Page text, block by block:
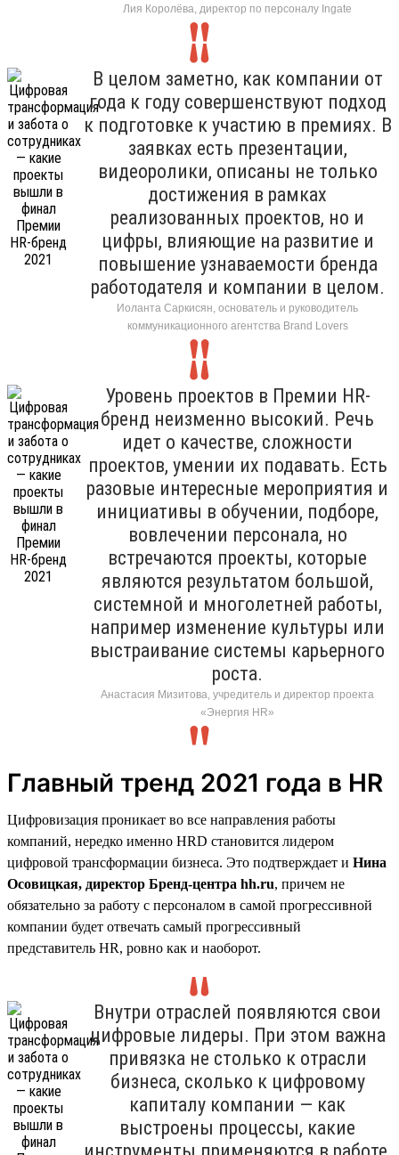
Лия Королёва, директор по персоналу Ingate
В целом заметно, как компании от
года к году совершенствуют подход
к подготовке к участию в премиях. В
заявках есть презентации,
видеоролики, описаны не только
достижения в рамках
реализованных проектов, но и
цифры, влияющие на развитие и
повышение узнаваемости бренда
работодателя и компании в целом.
Иоланта Саркисян, основатель и руководитель
коммуникационного агентства Brand Lovers
Уровень проектов в Премии HR-
бренд неизменно высокий. Речь
идет о качестве, сложности
проектов, умении их подавать. Есть
разовые интересные мероприятия и
инициативы в обучении, подборе,
вовлечении персонала, но
встречаются проекты, которые
являются результатом большой,
системной и многолетней работы,
например изменение культуры или
выстраивание системы карьерного
роста.
Анастасия Мизитова, учредитель и директор проекта
«Энергия HR»
Главный тренд 2021 года в HR
Цифровизация проникает во все направления работы
компаний, нередко именно HRD становится лидером
цифровой трансформации бизнеса. Это подтверждает и Нина
Осовицкая, директор Бренд-центра hh.ru, причем не
обязательно за работу с персоналом в самой прогрессивной
компании будет отвечать самый прогрессивный
представитель HR, ровно как и наоборот.
Внутри отраслей появляются свои
цифровые лидеры. При этом важна
привязка не столько к отрасли
бизнеса, сколько к цифровому
капиталу компании — как
выстроены процессы, какие